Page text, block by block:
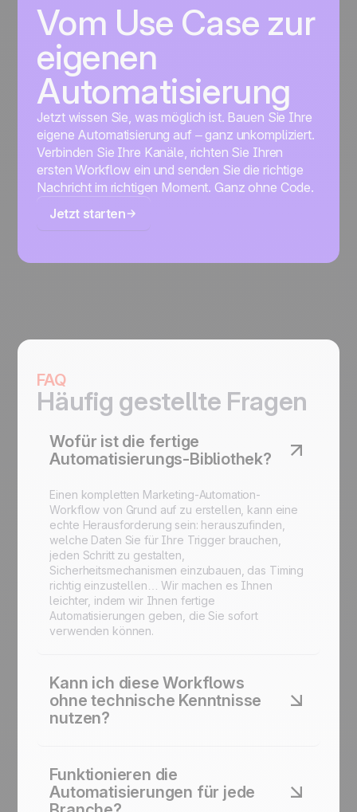
Vom Use Case zur
eigenen
Automatisierung
Jetzt wissen Sie, was möglich ist. Bauen Sie Ihre
eigene Automatisierung auf – ganz unkompliziert.
Verbinden Sie Ihre Kanäle, richten Sie Ihren
ersten Workflow ein und senden Sie die richtige
Nachricht im richtigen Moment. Ganz ohne Code.
Jetzt starten
FAQ
Häufig gestellte Fragen
Wofür ist die fertige
Automatisierungs-Bibliothek?
Einen kompletten Marketing-Automation-
Workflow von Grund auf zu erstellen, kann eine
echte Herausforderung sein: herauszufinden,
welche Daten Sie für Ihre Trigger brauchen,
jeden Schritt zu gestalten,
Sicherheitsmechanismen einzubauen, das Timing
richtig einzustellen… Wir machen es Ihnen
leichter, indem wir Ihnen fertige
Automatisierungen geben, die Sie sofort
verwenden können.
Kann ich diese Workflows
ohne technische Kenntnisse
nutzen?
sie mit nur wenigen Klicks in der Plattform
gestartet werden kann. Kein Code erforderlich.
Funktionieren die
Automatisierungen für jede